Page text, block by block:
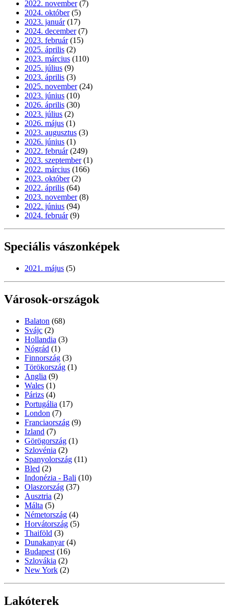
2022. november (7)
2024. október (5)
2023. január (17)
2024. december (7)
2023. február (15)
2025. április (2)
2023. március (110)
2025. július (9)
2023. április (3)
2025. november (24)
2023. június (10)
2026. április (30)
2023. július (2)
2026. május (1)
2023. augusztus (3)
2026. június (1)
2022. február (249)
2023. szeptember (1)
2022. március (166)
2023. október (2)
2022. április (64)
2023. november (8)
2022. június (94)
2024. február (9)
Speciális vászonképek
2021. május (5)
Városok-országok
Balaton (68)
Svájc (2)
Hollandia (3)
Nógrád (1)
Finnország (3)
Törökország (1)
Anglia (9)
Wales (1)
Párizs (4)
Portugália (17)
London (7)
Franciaország (9)
Izland (7)
Görögország (1)
Szlovénia (2)
Spanyolország (11)
Bled (2)
Indonézia - Bali (10)
Olaszország (37)
Ausztria (2)
Málta (5)
Németország (4)
Horvátország (5)
Thaiföld (3)
Dunakanyar (4)
Budapest (16)
Szlovákia (2)
New York (2)
Lakóterek